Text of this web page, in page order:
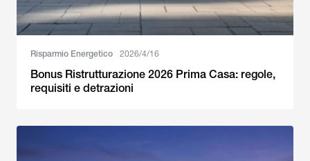
Risparmio Energetico 2026/4/16
Bonus Ristrutturazione 2026 Prima Casa: regole,
requisiti e detrazioni